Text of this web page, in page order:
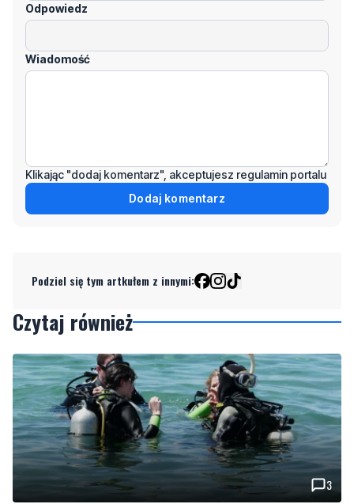
Odpowiedz
Wiadomość
Klikając "dodaj komentarz", akceptujesz regulamin portalu
Dodaj komentarz
Podziel się tym artkułem z innymi:
Czytaj również
3